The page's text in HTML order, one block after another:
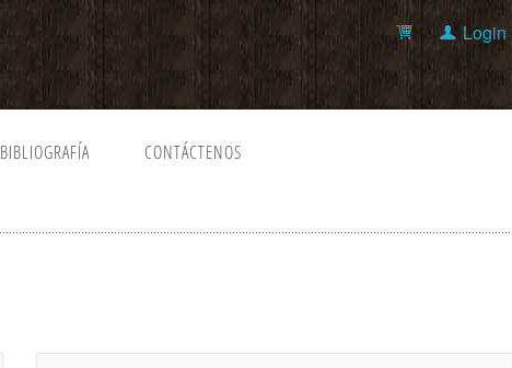
Login
BIBLIOGRAFÍA CONTÁCTENOS